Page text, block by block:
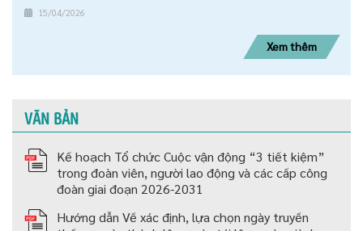
15/04/2026
Xem thêm
VĂN BẢN
Kế hoạch Tổ chức Cuộc vận động “3 tiết kiệm”
trong đoàn viên, người lao động và các cấp công
đoàn giai đoạn 2026-2031
Hướng dẫn Về xác định, lựa chọn ngày truyền